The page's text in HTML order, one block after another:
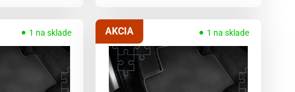
1 na sklade 1 na sklade
AKCIA